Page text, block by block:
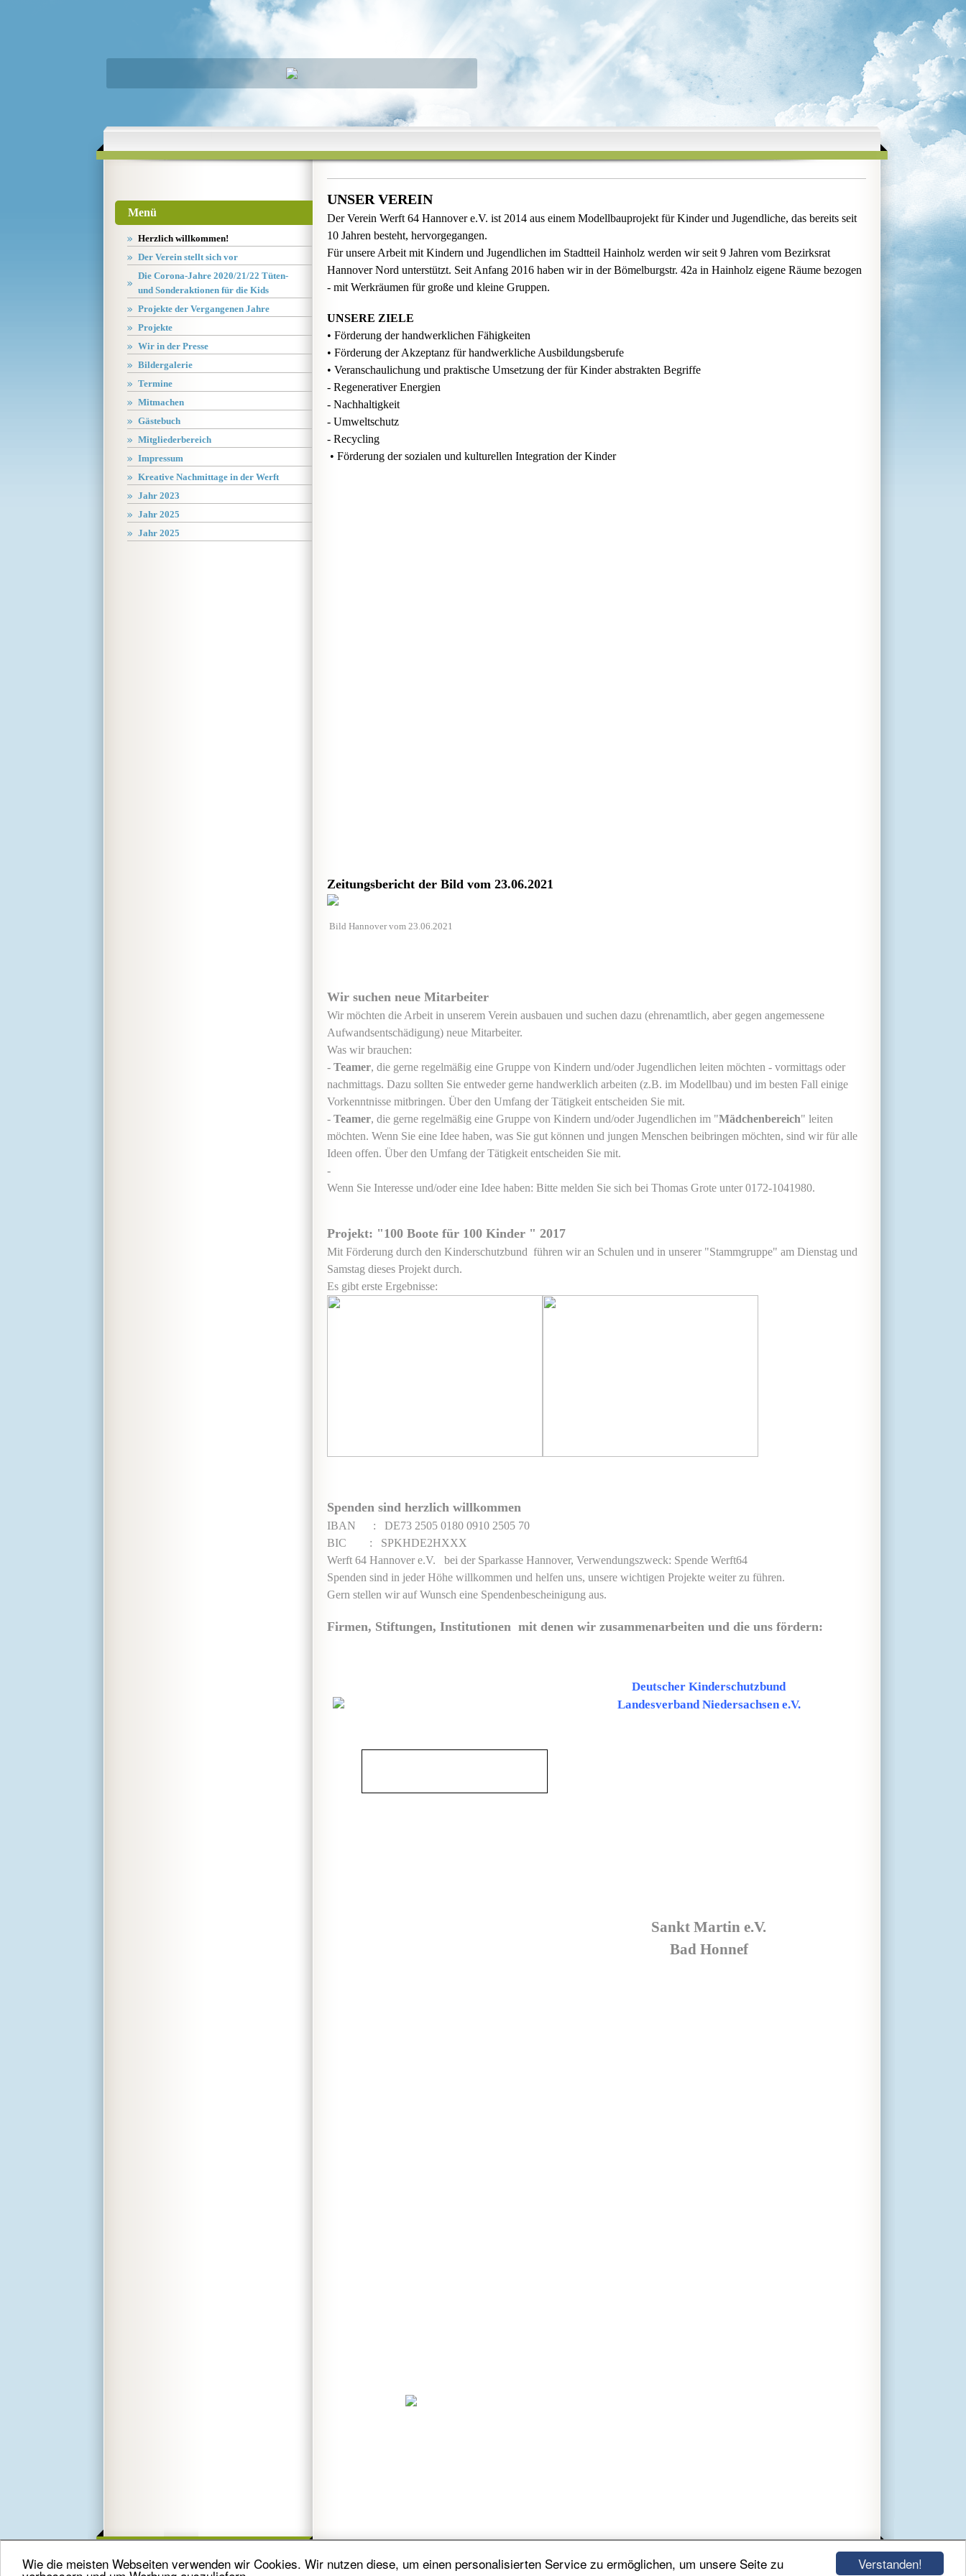
Verstanden!
Wie die meisten Webseiten verwenden wir Cookies. Wir nutzen diese, um einen personalisierten Service zu ermöglichen, um unsere Seite zu
Menü
Herzlich willkommen!
Der Verein stellt sich vor
Die Corona-Jahre 2020/21/22 Tüten-
und Sonderaktionen für die Kids
Projekte der Vergangenen Jahre
Projekte
Wir in der Presse
Bildergalerie
Termine
Mitmachen
Gästebuch
Mitgliederbereich
Impressum
Kreative Nachmittage in der Werft
Jahr 2023
Jahr 2025
Jahr 2025
UNSER VEREIN
Der Verein Werft 64 Hannovere.V. ist 2014 aus einem Modellbauprojekt für Kinder und Jugendliche, das bereits seit
10 Jahren besteht, hervorgegangen.
Für unsere Arbeit mit Kindern und Jugendlichen im Stadtteil Hainholz werden wir seit 9 Jahren vom Bezirksrat
HannoverNord unterstützt. Seit Anfang 2016 haben wir in der Bömelburgstr. 42a in Hainholz eigene Räume bezogen
- mit Werkräumen für große und kleine Gruppen.
UNSERE ZIELE
• Förderung der handwerklichen Fähigkeiten
• Förderung der Akzeptanz für handwerkliche Ausbildungsberufe
• Veranschaulichung und praktische Umsetzung der für Kinder abstrakten Begriffe
- Regenerativer Energien
- Nachhaltigkeit
- Umweltschutz
- Recycling
• Förderung der sozialen und kulturellen Integration der Kinder
Zeitungsbericht der Bild vom 23.06.2021
Bild Hannover vom 23.06.2021
Wir suchen neue Mitarbeiter
Wir möchten die Arbeit in unserem Verein ausbauen und suchen dazu (ehrenamtlich, aber gegen angemessene
Aufwandsentschädigung) neue Mitarbeiter.
Was wir brauchen:
- Teamer, die gerne regelmäßig eine Gruppe von Kindern und/oder Jugendlichen leiten möchten - vormittags oder
nachmittags. Dazu sollten Sie entweder gerne handwerklich arbeiten (z.B. im Modellbau) und im besten Fall einige
Vorkenntnisse mitbringen. Über den Umfang der Tätigkeit entscheiden Sie mit.
- Teamer, die gerne regelmäßig eine Gruppe von Kindern und/oder Jugendlichen im "Mädchenbereich" leiten
möchten. Wenn Sie eine Idee haben, was Sie gut können und jungen Menschen beibringen möchten, sind wir für alle
Ideen offen. Über den Umfang der Tätigkeit entscheiden Sie mit.
-
Wenn Sie Interesse und/oder eine Idee haben: Bitte melden Sie sich bei Thomas Grote unter 0172-1041980.
Projekt: "100 Boote für 100 Kinder " 2017
Mit Förderung durch den Kinderschutzbund führen wir an Schulen und in unserer "Stammgruppe" am Dienstag und
Samstag dieses Projekt durch.
Es gibt erste Ergebnisse:
Spenden sind herzlich willkommen
IBAN : DE73 2505 0180 0910 2505 70
BIC : SPKHDE2HXXX
Werft 64 Hannover e.V. bei der Sparkasse Hannover, Verwendungszweck: Spende Werft64
Spenden sind in jeder Höhe willkommen und helfen uns, unsere wichtigen Projekte weiter zu führen.
Gern stellen wir auf Wunsch eine Spendenbescheinigung aus.
Firmen, Stiftungen, Institutionen mit denen wir zusammenarbeiten und die uns fördern:
Deutscher Kinderschutzbund
Landesverband Niedersachsen e.V.
Sankt Martin e.V.
Bad Honnef